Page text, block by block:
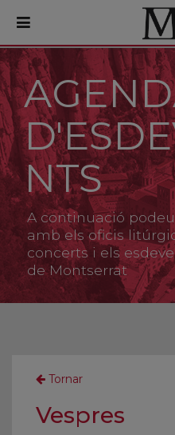
PORTADA
Monestir
Cultura
Actualitat
Fundació
Visita'ns
Ofrenes
NTS
A continuació
amb els oficis
concerts i els
de Montserrat
Tornar
Vespres